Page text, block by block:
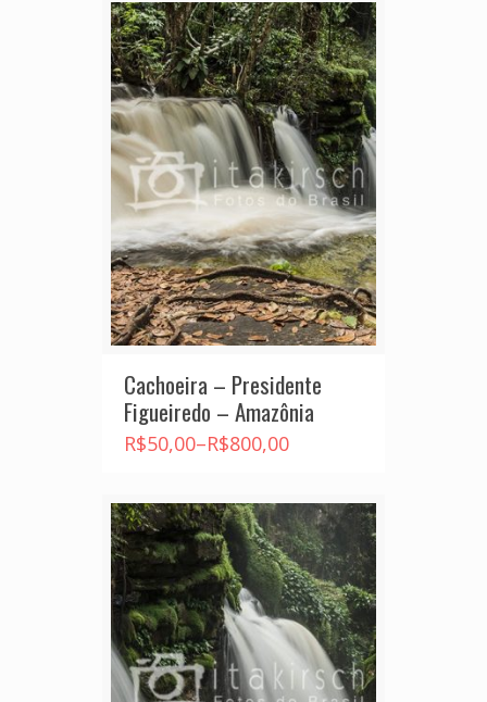
Cachoeira – Presidente
Figueiredo – Amazônia
R$50,00–R$800,00